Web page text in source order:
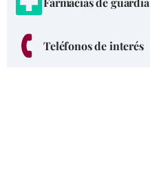
Teléfonos de interés